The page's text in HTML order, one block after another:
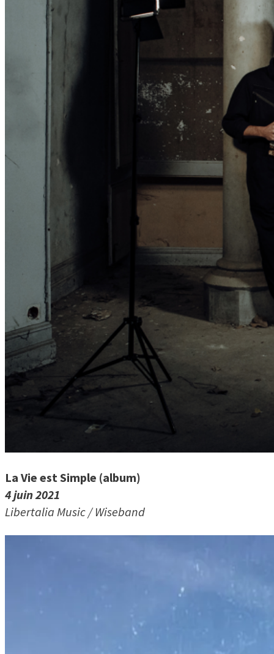
La Vie est Simple (album)
4 juin 2021
Libertalia Music / Wiseband